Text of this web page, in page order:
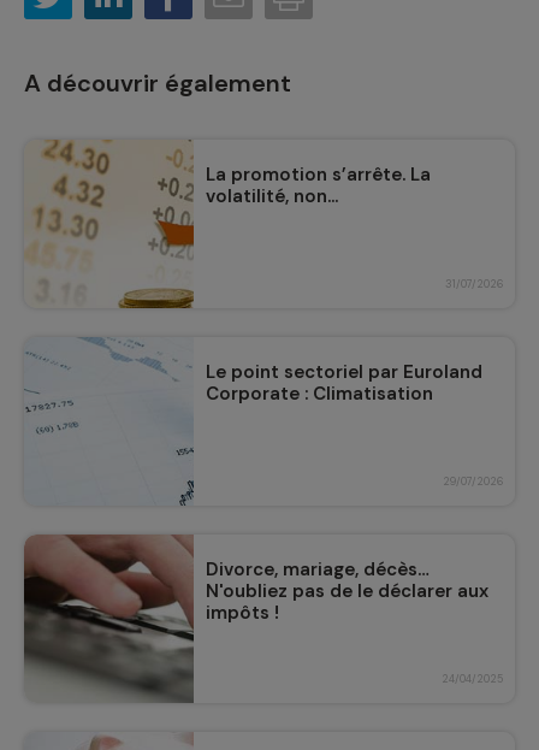
A découvrir également
La promotion s’arrête. La
volatilité, non...
31/07/2026
Le point sectoriel par Euroland
Corporate : Climatisation
29/07/2026
Divorce, mariage, décès…
N'oubliez pas de le déclarer aux
impôts !
24/04/2025